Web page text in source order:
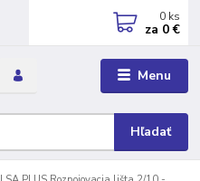
Menu
Hľadať
0 ks
za 0 €